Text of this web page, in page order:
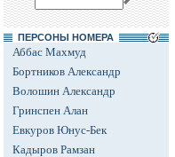
ПЕРСОНЫ НОМЕРА
Аббас Махмуд
Бортников Александр
Волошин Александр
Гринспен Алан
Евкуров Юнус-Бек
Кадыров Рамзан